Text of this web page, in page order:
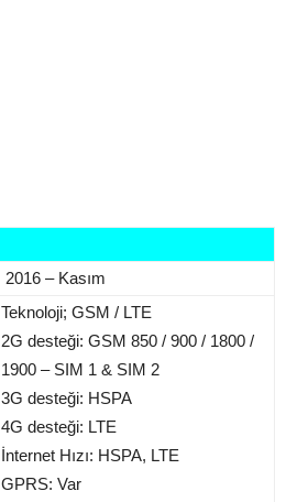
2016 – Kasım
Teknoloji; GSM / LTE
2G desteği: GSM 850 / 900 / 1800 /
1900 – SIM 1 & SIM 2
3G desteği: HSPA
4G desteği: LTE
İnternet Hızı: HSPA, LTE
GPRS: Var